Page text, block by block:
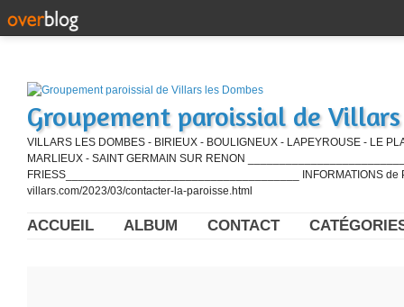
Groupement paroissial de
VILLARS LES DOMBES - BIRIEUX - BOULIGNEUX - LAPEYROUSE - LE
MARLIEUX - SAINT GERMAIN SUR RENON
FRIESS_____________________________________ INFORMATIONS de
villars.com/2023/03/contacter-la-paroisse.html
ACCUEIL ALBUM CONTACT